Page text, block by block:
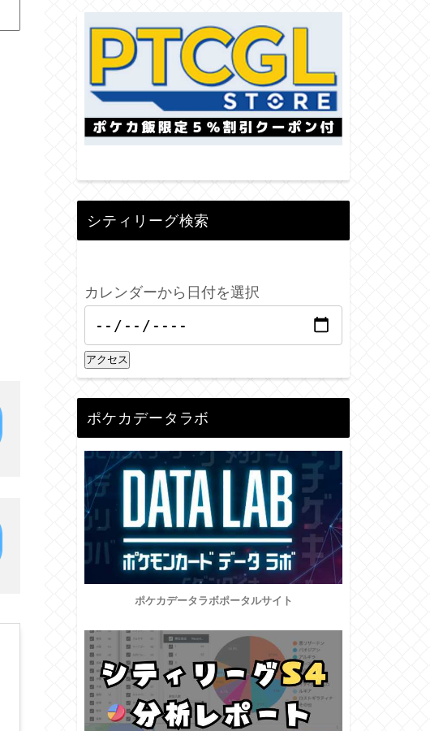
シティリーグ検索
カレンダーから日付を選択
アクセス
ポケカデータラボ
ポケカデータラボポータルサイト